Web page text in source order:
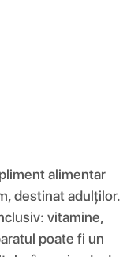
alimentar
destinat adulților.
vitamine,
poate fi un